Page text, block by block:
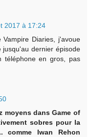
2017 à 17:24
Diaries, j'avoue
dernier épisode
téléphone en gros, pas
moyens dans Game of
sobres pour la
comme Iwan Rehon